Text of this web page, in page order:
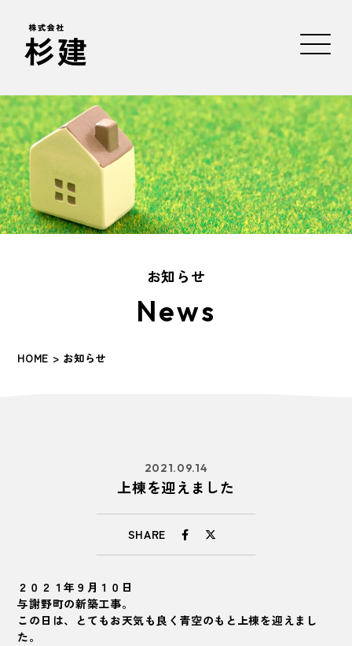
お知らせ
News
HOME > お知らせ
2021.09.14
上棟を迎えました
SHARE
２０２１年９月１０日
与謝野町の新築工事。
この日は、とてもお天気も良く青空のもと上棟を迎えまし
た。